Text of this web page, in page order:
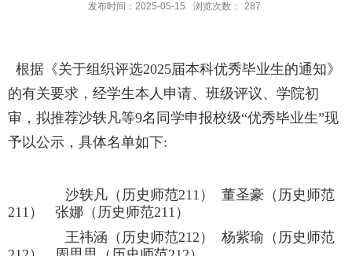
发布时间：2025-05-15 浏览次数： 287
根据《关于组织评选2025届本科优秀毕业生的通知》
的有关要求，经学生本人申请、班级评议、学院初
审，拟推荐沙轶凡等9名同学申报校级“优秀毕业生”现
予以公示，具体名单如下:
沙轶凡（历史师范211） 董圣豪（历史师范
211） 张娜（历史师范211）
王祎涵（历史师范212） 杨紫瑜（历史师范